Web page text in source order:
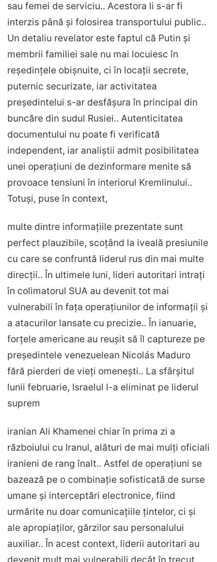
sau femei de serviciu.. Acestora li s-ar fi
interzis până și folosirea transportului public..
Un detaliu revelator este faptul că Putin și
membrii familiei sale nu mai locuiesc în
reședințele obișnuite, ci în locații secrete,
puternic securizate, iar activitatea
președintelui s-ar desfășura în principal din
buncăre din sudul Rusiei.. Autenticitatea
documentului nu poate fi verificată
independent, iar analiștii admit posibilitatea
unei operațiuni de dezinformare menite să
provoace tensiuni în interiorul Kremlinului..
Totuși, puse în context,
multe dintre informațiile prezentate sunt
perfect plauzibile, scoțând la iveală presiunile
cu care se confruntă liderul rus din mai multe
direcții.. În ultimele luni, lideri autoritari intrați
în colimatorul SUA au devenit tot mai
vulnerabili în fața operațiunilor de informații și
a atacurilor lansate cu precizie.. În ianuarie,
forțele americane au reușit să îl captureze pe
președintele venezuelean Nicolás Maduro
fără pierderi de vieți omenești.. La sfârșitul
lunii februarie, Israelul l-a eliminat pe liderul
suprem
iranian Ali Khamenei chiar în prima zi a
războiului cu Iranul, alături de mai mulți oficiali
iranieni de rang înalt.. Astfel de operațiuni se
bazează pe o combinație sofisticată de surse
umane și interceptări electronice, fiind
urmărite nu doar comunicațiile țintelor, ci și
ale apropiaților, gărzilor sau personalului
auxiliar.. În acest context, liderii autoritari au